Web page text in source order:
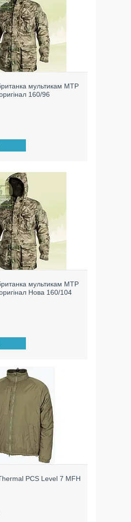
мультикам МТР
160/96
мультикам МТР
оригінал Нова 160/104
PCS Level 7 MFH